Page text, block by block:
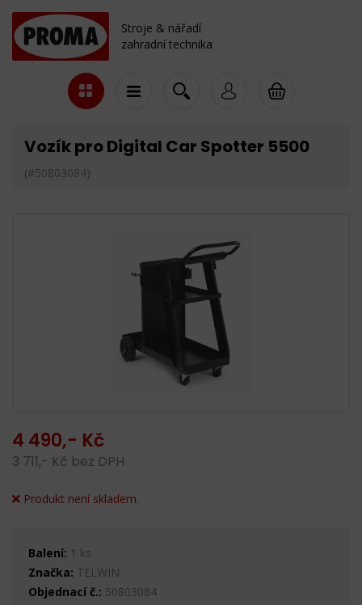
Stroje & nářadí
zahradní technika
Vozík pro Digital Car Spotter 5500
(#50803084)
4 490,- Kč
3 711,- Kč bez DPH
Produkt není skladem.
Balení: 1 ks
Značka: TELWIN
Objednací č.: 50803084